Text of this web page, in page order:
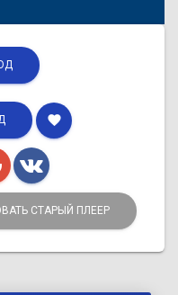
favorite
СТАРЫЙ ПЛЕЕР